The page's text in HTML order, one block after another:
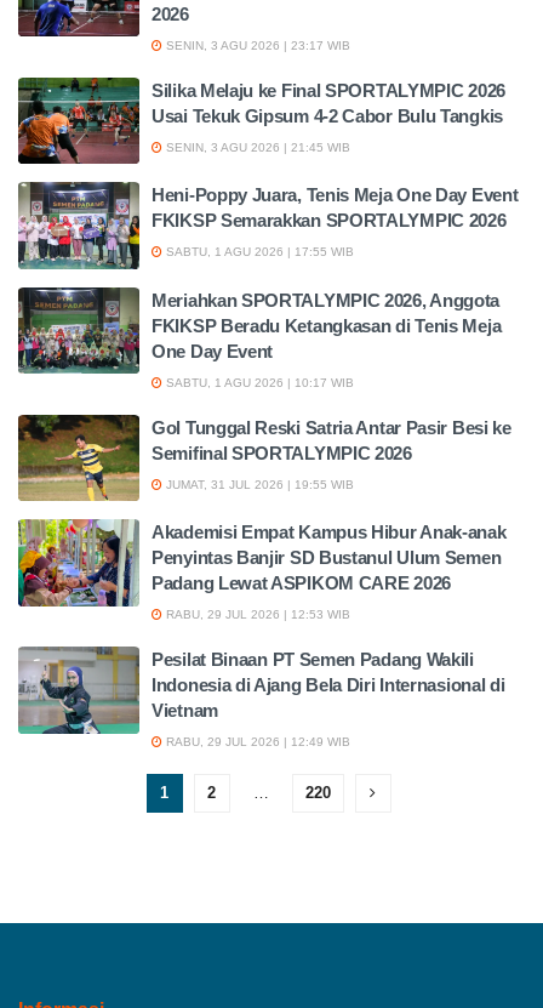
2026
SENIN, 3 AGU 2026 | 23:17 WIB
Silika Melaju ke Final SPORTALYMPIC 2026
Usai Tekuk Gipsum 4-2 Cabor Bulu Tangkis
SENIN, 3 AGU 2026 | 21:45 WIB
Heni-Poppy Juara, Tenis Meja One Day Event
FKIKSP Semarakkan SPORTALYMPIC 2026
SABTU, 1 AGU 2026 | 17:55 WIB
Meriahkan SPORTALYMPIC 2026, Anggota
FKIKSP Beradu Ketangkasan di Tenis Meja
One Day Event
SABTU, 1 AGU 2026 | 10:17 WIB
Gol Tunggal Reski Satria Antar Pasir Besi ke
Semifinal SPORTALYMPIC 2026
JUMAT, 31 JUL 2026 | 19:55 WIB
Akademisi Empat Kampus Hibur Anak-anak
Penyintas Banjir SD Bustanul Ulum Semen
Padang Lewat ASPIKOM CARE 2026
RABU, 29 JUL 2026 | 12:53 WIB
Pesilat Binaan PT Semen Padang Wakili
Indonesia di Ajang Bela Diri Internasional di
Vietnam
RABU, 29 JUL 2026 | 12:49 WIB
1 2 … 220